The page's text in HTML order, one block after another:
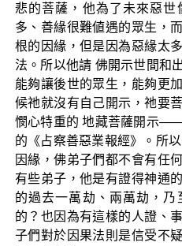
悲的菩薩，他為了未來惡
多、善緣很難値遇的眾生，
根的因緣，但是因為惡緣太
法。所以他請 佛開示世間和
能夠讓後世的眾生，能夠更
候祂就沒有自己開示，祂要
憫心特重的 地藏菩薩開示
的《占察善惡業報經》。所
因緣，佛弟子們都不會有任
有些弟子，他是有證得神通
的過去一萬劫、兩萬劫，
的？也因為有這樣的人證、
子們對於因果法則是信受不